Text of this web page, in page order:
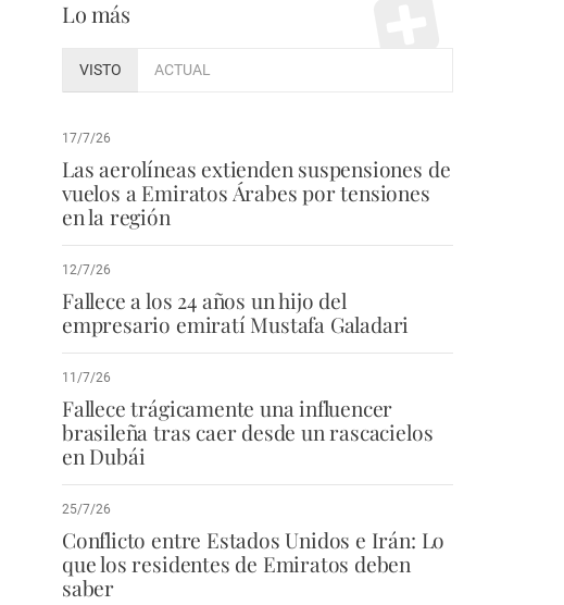
Lo más
VISTO ACTUAL
17/7/26
Las aerolíneas extienden suspensiones de
vuelos a Emiratos Árabes por tensiones
en la región
12/7/26
Fallece a los 24 años un hijo del
empresario emiratí Mustafa Galadari
11/7/26
Fallece trágicamente una influencer
brasileña tras caer desde un rascacielos
en Dubái
25/7/26
Conflicto entre Estados Unidos e Irán: Lo
que los residentes de Emiratos deben
saber